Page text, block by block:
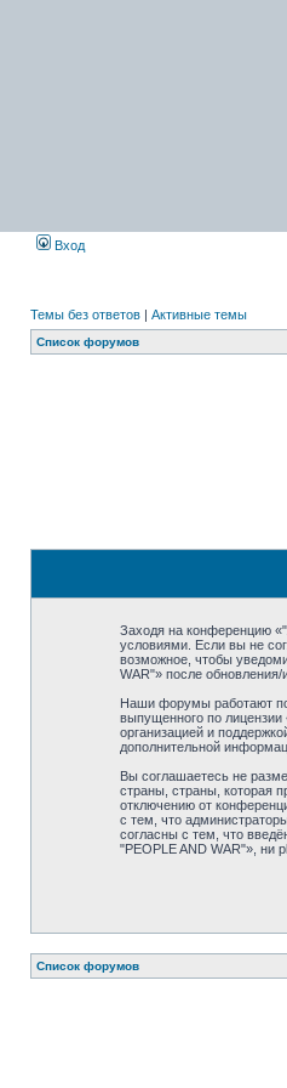
Вход
Темы без ответов | Активные темы
Список форумов
Заходя на конференцию
условиями. Если вы не
возможное, чтобы
WAR"» после
Наши форумы работают
выпущенного по лицензии
организацией и
дополнительной
Вы соглашаетесь не
страны, страны, которая
отключению от
с тем, что
согласны с тем, что
"PEOPLE AND WAR"», ни
Список форумов